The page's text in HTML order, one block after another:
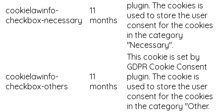
cookielawinfo-
checkbox-necessary
11
months
plugin. The cookies is
used to store the user
consent for the cookies
in the category
"Necessary".
cookielawinfo-
checkbox-others
11
months
This cookie is set by
GDPR Cookie Consent
plugin. The cookie is
used to store the user
consent for the cookies
in the category "Other.